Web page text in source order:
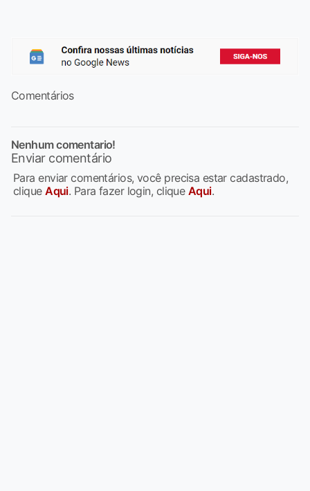
Comentários
Nenhum comentario!
Enviar comentário
Para enviar comentários, você precisa estar cadastrado,
cliqueAqui. Para fazer login, clique Aqui.